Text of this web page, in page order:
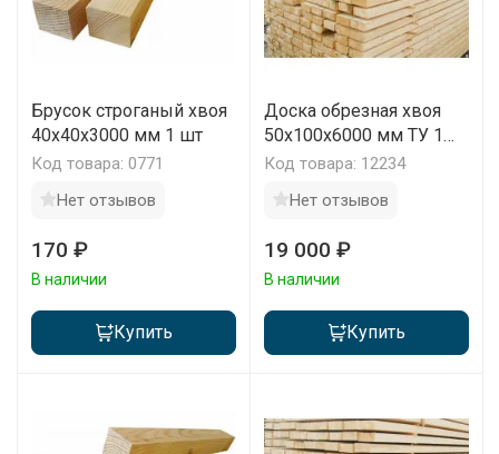
Брусок строганый хвоя
40x40x3000 мм 1 шт
Код товара: 0771
Нет отзывов
170 ₽
В наличии
Купить
Доска обрезная хвоя
50х100х6000 мм ТУ 1
сорт 1 м3
Код товара: 12234
Нет отзывов
19 000 ₽
В наличии
Купить